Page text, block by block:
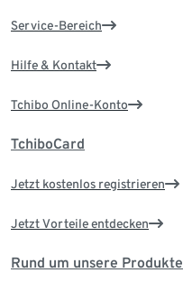
Service-Bereich
Hilfe & Kontakt
Tchibo Online-Konto
TchiboCard
Jetzt kostenlos registrieren
Jetzt Vorteile entdecken
Rund um unsere Produkte